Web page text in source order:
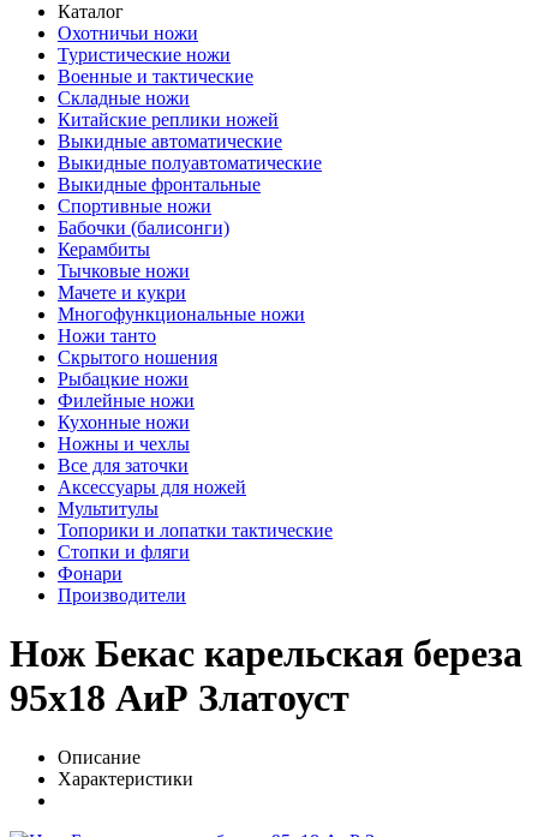
Каталог
Охотничьи ножи
Туристические ножи
Военные и тактические
Складные ножи
Китайские реплики ножей
Выкидные автоматические
Выкидные полуавтоматические
Выкидные фронтальные
Спортивные ножи
Бабочки (балисонги)
Керамбиты
Тычковые ножи
Мачете и кукри
Многофункциональные ножи
Ножи танто
Скрытого ношения
Рыбацкие ножи
Филейные ножи
Кухонные ножи
Ножны и чехлы
Все для заточки
Аксессуары для ножей
Мультитулы
Топорики и лопатки тактические
Стопки и фляги
Фонари
Производители
Нож Бекас карельская береза
95х18 АиР Златоуст
Описание
Характеристики